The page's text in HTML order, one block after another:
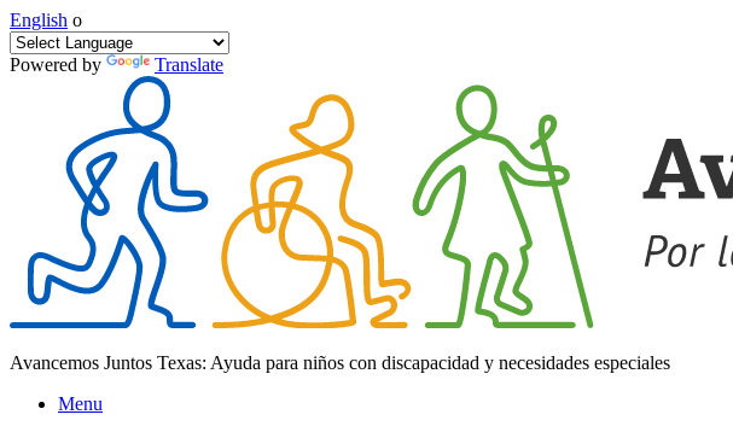
English o
Powered by Translate
Avancemos Juntos Texas: Ayuda para niños con discapacidad y necesidades especiales
Menu